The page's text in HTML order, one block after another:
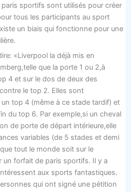
sportifs sont utilisés pour créer
tous les participants au sport
un biais qui fonctionne pour une
«Liverpool la déjà mis en
que la porte 1 ou 2,à
4 et sur le dos de deux des
le top 2. Elles sont
top 4 (même à ce stade tardif) et
du top 6. Par exemple,si un cheval
de porte de départ intérieure,elle
variables (de 5 stades et demi
tout le monde soit sur le
forfait de paris sportifs. Il y a
aux sports fantastiques.
qui ont signé une pétition